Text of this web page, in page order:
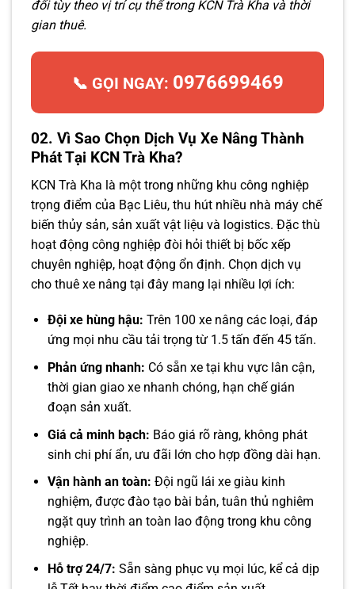
đổi tùy theo vị trí cụ thể trong KCN Trà Kha và thời
gian thuê.
📞 GỌI NGAY: 0976699469
02. Vì Sao Chọn Dịch Vụ Xe Nâng Thành
Phát Tại KCN Trà Kha?
KCN Trà Kha là một trong những khu công nghiệp
trọng điểm của Bạc Liêu, thu hút nhiều nhà máy chế
biến thủy sản, sản xuất vật liệu và logistics. Đặc thù
hoạt động công nghiệp đòi hỏi thiết bị bốc xếp
chuyên nghiệp, hoạt động ổn định. Chọn dịch vụ
cho thuê xe nâng tại đây mang lại nhiều lợi ích:
Đội xe hùng hậu: Trên 100 xe nâng các loại, đáp
ứng mọi nhu cầu tải trọng từ 1.5 tấn đến 45 tấn.
Phản ứng nhanh: Có sẵn xe tại khu vực lân cận,
thời gian giao xe nhanh chóng, hạn chế gián
đoạn sản xuất.
Giá cả minh bạch: Báo giá rõ ràng, không phát
sinh chi phí ẩn, ưu đãi lớn cho hợp đồng dài hạn.
Vận hành an toàn: Đội ngũ lái xe giàu kinh
nghiệm, được đào tạo bài bản, tuân thủ nghiêm
ngặt quy trình an toàn lao động trong khu công
nghiệp.
Hỗ trợ 24/7: Sẵn sàng phục vụ mọi lúc, kể cả dịp